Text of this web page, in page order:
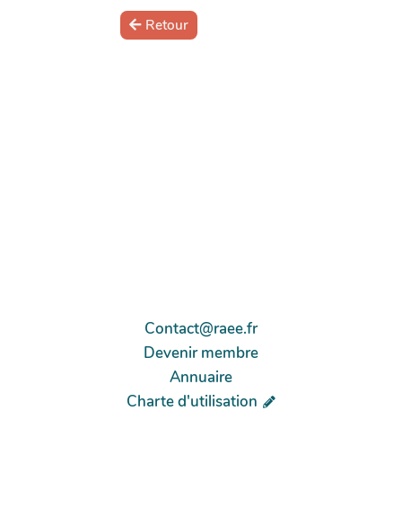
Retour
Contact@raee.fr
Devenir membre
Annuaire
Charte d'utilisation